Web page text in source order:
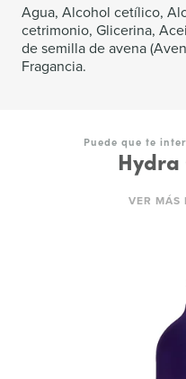
Agua, Alcohol cetílico,
cetrimonio, Glicerina,
de semilla de avena
Fragancia.
Puede que te
Hydra
VER MÁS